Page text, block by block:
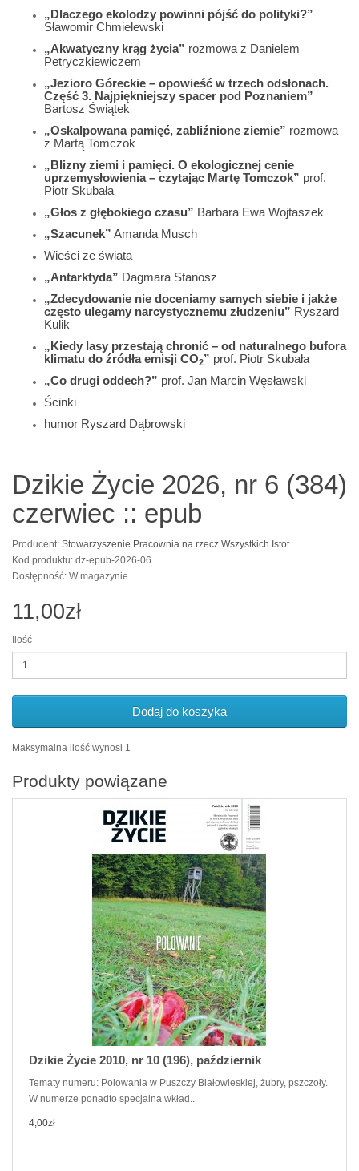
„Dlaczego ekolodzy powinni pójść do polityki?”
Sławomir Chmielewski
„Akwatyczny krąg życia” rozmowa z Danielem
Petryczkiewiczem
„Jezioro Góreckie – opowieść w trzech odsłonach.
Część 3. Najpiękniejszy spacer pod Poznaniem”
Bartosz Świątek
„Oskalpowana pamięć, zabliźnione ziemie” rozmowa
z Martą Tomczok
„Blizny ziemi i pamięci. O ekologicznej cenie
uprzemysłowienia – czytając Martę Tomczok” prof.
Piotr Skubała
„Głos z głębokiego czasu” Barbara Ewa Wojtaszek
„Szacunek” Amanda Musch
Wieści ze świata
„Antarktyda” Dagmara Stanosz
„Zdecydowanie nie doceniamy samych siebie i jakże
często ulegamy narcystycznemu złudzeniu” Ryszard
Kulik
„Kiedy lasy przestają chronić – od naturalnego bufora
klimatu do źródła emisji CO2” prof. Piotr Skubała
„Co drugi oddech?” prof. Jan Marcin Węsławski
Ścinki
humor Ryszard Dąbrowski
Dzikie Życie 2026, nr 6 (384)
czerwiec :: epub
Producent: Stowarzyszenie Pracownia na rzecz Wszystkich Istot
Kod produktu: dz-epub-2026-06
Dostępność: W magazynie
11,00zł
Ilość
Dodaj do koszyka
Maksymalna ilość wynosi 1
Produkty powiązane
Dzikie Życie 2010, nr 10 (196), październik
Tematy numeru: Polowania w Puszczy Białowieskiej, żubry, pszczoły.
W numerze ponadto specjalna wkład..
4,00zł